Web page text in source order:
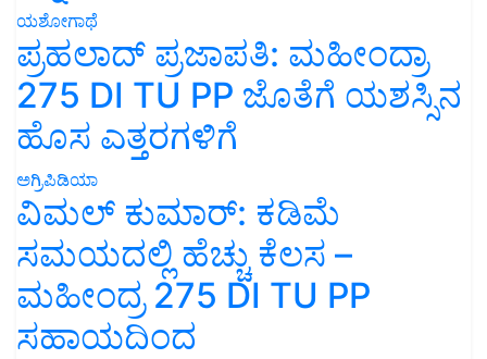
ಯಶೋಗಾಥೆ
ಪ್ರಹಲಾದ್ ಪ್ರಜಾಪತಿ: ಮಹೀಂದ್ರಾ
275 DI TU PP ಜೊತೆಗೆ ಯಶಸ್ಸಿನ
ಹೊಸ ಎತ್ತರಗಳಿಗೆ
ಅಗ್ರಿಪಿಡಿಯಾ
ವಿಮಲ್ ಕುಮಾರ್: ಕಡಿಮೆ
ಸಮಯದಲ್ಲಿ ಹೆಚ್ಚು ಕೆಲಸ –
ಮಹೀಂದ್ರ 275 DI TU PP
ಸಹಾಯದಿಂದ